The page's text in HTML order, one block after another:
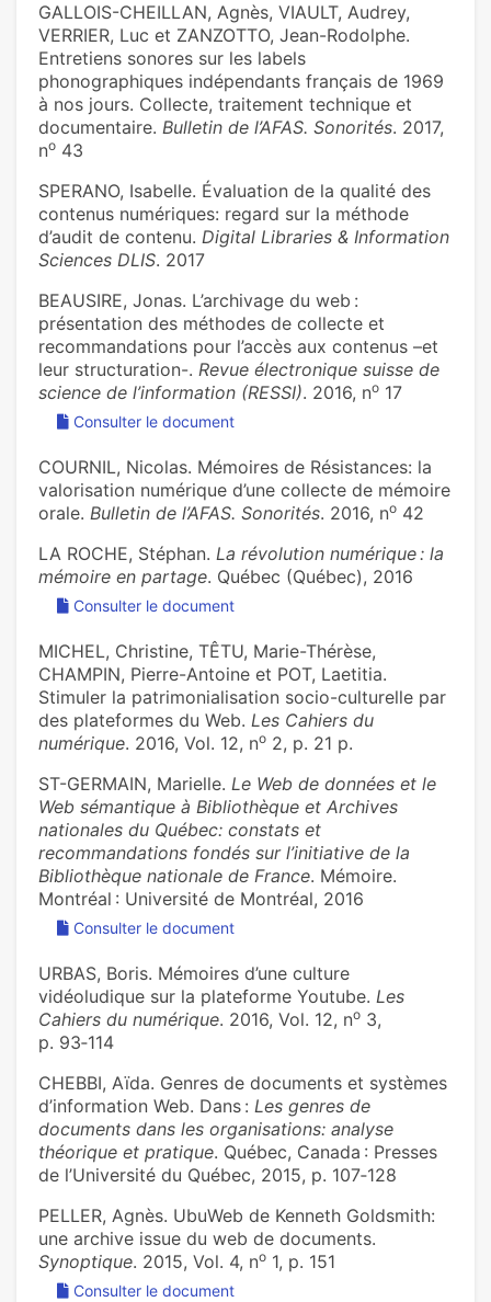
GALLOIS-CHEILLAN, Agnès, VIAULT, Audrey,
VERRIER, Luc et ZANZOTTO, Jean-Rodolphe.
Entretiens sonores sur les labels
phonographiques indépendants français de 1969
à nos jours. Collecte, traitement technique et
documentaire. Bulletin de l’AFAS. Sonorités. 2017,
no 43
SPERANO, Isabelle. Évaluation de la qualité des
contenus numériques: regard sur la méthode
d’audit de contenu. Digital Libraries & Information
Sciences DLIS. 2017
BEAUSIRE, Jonas. L’archivage du web :
présentation des méthodes de collecte et
recommandations pour l’accès aux contenus –et
leur structuration-. Revue électronique suisse de
science de l’information (RESSI). 2016, no 17
Consulter le document
COURNIL, Nicolas. Mémoires de Résistances: la
valorisation numérique d’une collecte de mémoire
orale. Bulletin de l’AFAS. Sonorités. 2016, no 42
LA ROCHE, Stéphan. La révolution numérique : la
mémoire en partage. Québec (Québec), 2016
Consulter le document
MICHEL, Christine, TÊTU, Marie-Thérèse,
CHAMPIN, Pierre-Antoine et POT, Laetitia.
Stimuler la patrimonialisation socio-culturelle par
des plateformes du Web. Les Cahiers du
numérique. 2016, Vol. 12, no 2, p. 21 p.
ST-GERMAIN, Marielle. Le Web de données et le
Web sémantique à Bibliothèque et Archives
nationales du Québec: constats et
recommandations fondés sur l’initiative de la
Bibliothèque nationale de France. Mémoire.
Montréal : Université de Montréal, 2016
Consulter le document
URBAS, Boris. Mémoires d’une culture
vidéoludique sur la plateforme Youtube. Les
Cahiers du numérique. 2016, Vol. 12, no 3,
p. 93‑114
CHEBBI, Aïda. Genres de documents et systèmes
d’information Web. Dans : Les genres de
documents dans les organisations: analyse
théorique et pratique. Québec, Canada : Presses
de l’Université du Québec, 2015, p. 107‑128
PELLER, Agnès. UbuWeb de Kenneth Goldsmith:
une archive issue du web de documents.
Synoptique. 2015, Vol. 4, no 1, p. 151
Consulter le document